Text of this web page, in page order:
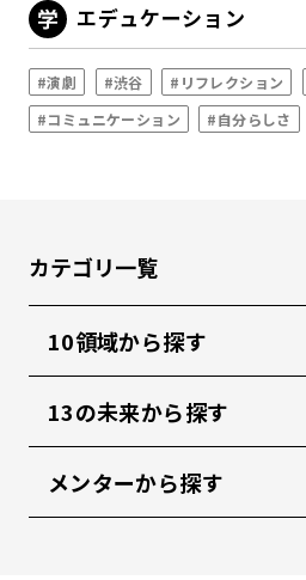
エデュケーション
#演劇 #渋谷 #リフレクション
#コミュニケーション
#自分らしさ
カテゴリ一覧
10領域から探す
13の未来から探す
メンターから探す